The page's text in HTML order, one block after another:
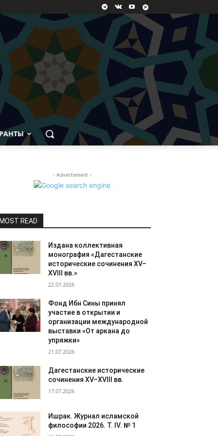
- Advertisment -
MOST READ
Издана коллективная
монография «Дагестанские
исторические сочинения XV–
XVIII вв.»
22.07.2026
Фонд Ибн Сины принял
участие в открытии и
организации международной
выставки «От аркана до
упряжки»
21.07.2026
Дагестанские исторические
сочинения XV–XVIII вв.
17.07.2026
Ишрак. Журнал исламской
философии 2026. Т. IV. № 1